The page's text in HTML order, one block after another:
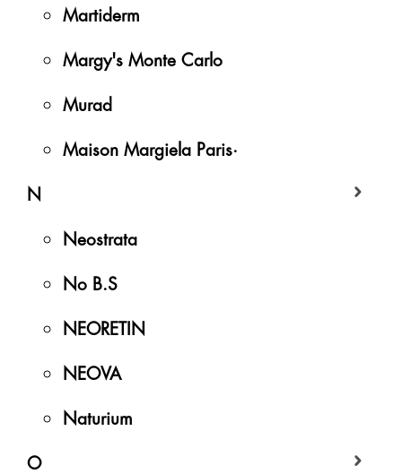
Martiderm
Margy's Monte Carlo
Murad
Maison Margiela Paris·
N
Neostrata
No B.S
NEORETIN
NEOVA
Naturium
O